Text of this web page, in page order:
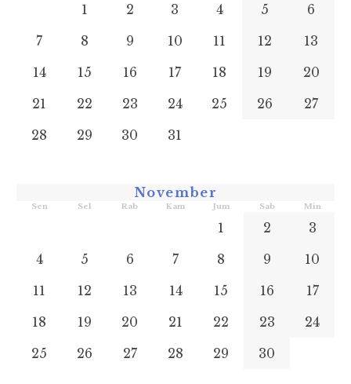
1 2 3 4 5
6
7
8 9 10 11 12
13
14
15 16 17 18 19
20
21
22 23 24 25 26
27
28
29 30 31
November
Sen Sel Rab Kam Jum Sab Min
1 2
3
4
5 6 7 8 9
10
11
12 13 14 15 16
17
18
19 20 21 22 23
24
25
26 27 28 29 30